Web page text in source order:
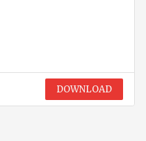
DOWNLOAD